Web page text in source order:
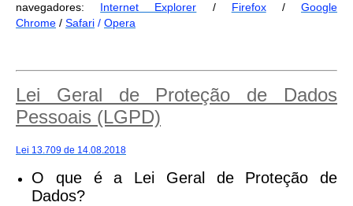
navegadores: Internet Explorer / Firefox/Google
Chrome / Safari / Opera
Lei Geral de Proteção de Dados
Pessoais (LGPD)
Lei 13.709 de 14.08.2018
O que é a Lei Geral de Proteção de
Dados?